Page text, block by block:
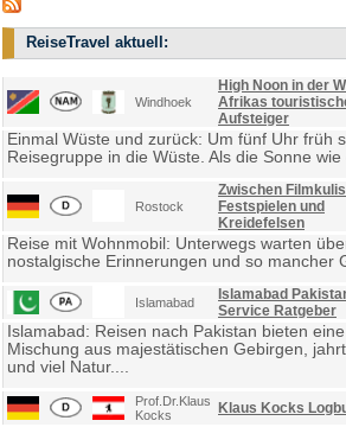
ReiseTravel aktuell:
Windhoek
High Noon in der
Afrikas
Aufsteiger
Einmal Wüste und zurück: Um fünf Uhr früh
Reisegruppe in die Wüste. Als die Sonne
Rostock
Zwischen
Festspielen und
Kreidefelsen
Reise mit Wohnmobil: Unterwegs warten
nostalgische Erinnerungen und so mancher
Islamabad
Islamabad
Service Ratgeber
Islamabad: Reisen nach Pakistan bieten
Mischung aus majestätischen Gebirgen,
und viel Natur....
Prof.Dr.Klaus
Kocks
Klaus Kocks